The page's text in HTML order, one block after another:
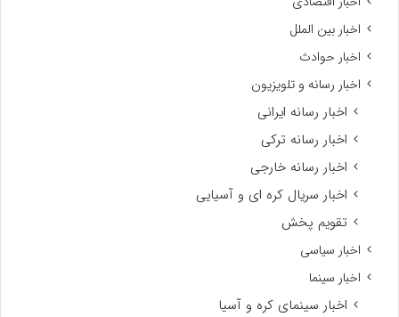
اخبار بین الملل
اخبار حوادث
اخبار رسانه و تلویزیون
اخبار رسانه ایرانی
اخبار رسانه ترکی
اخبار رسانه خارجی
اخبار سریال کره ای و آسیایی
تقویم پخش
اخبار سیاسی
اخبار سینما
اخبار سینمای کره و آسیا